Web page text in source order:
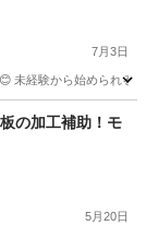
7月3日
す😊 未経験から始
の加工補助！モ
5月20日